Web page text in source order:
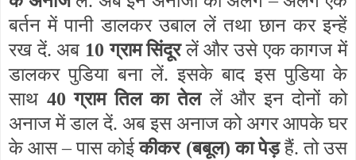
बर्तन में पानी डालकर उबाल लें तथा छान कर इन्हें
रख दें. अब 10 ग्राम सिंदूरलें और उसे एक कागज में
डालकर पुडिया बना लें. इसके बाद इस पुडिया के
साथ 40 ग्राम तिल का तेललें और इन दोनों को
अनाज में डाल दें. अब इस अनाज को अगर आपके घर
के आस – पास कोईकीकर (बबूल) का पेड़हैं. तो उस